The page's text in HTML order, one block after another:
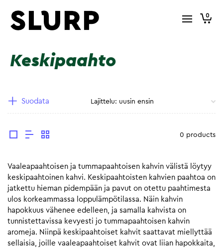
0
Keskipaahto
Suodata
0 products
Vaaleapaahtoisen ja tummapaahtoisen kahvin välistä löytyy
keskipaahtoinen kahvi. Keskipaahtoisten kahvien paahtoa on
jatkettu hieman pidempään ja pavut on otettu paahtimesta
ulos korkeammassa loppulämpötilassa. Näin kahvin
hapokkuus vähenee edelleen, ja samalla kahvista on
tunnistettavissa kevyesti jo tummapaahtoisen kahvin
aromeja. Niinpä keskipaahtoiset kahvit saattavat miellyttää
sellaisia, joille vaaleapaahtoiset kahvit ovat liian hapokkaita,